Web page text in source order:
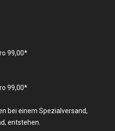
99,00*
99,00*
bei einem Spezialversand,
entstehen.